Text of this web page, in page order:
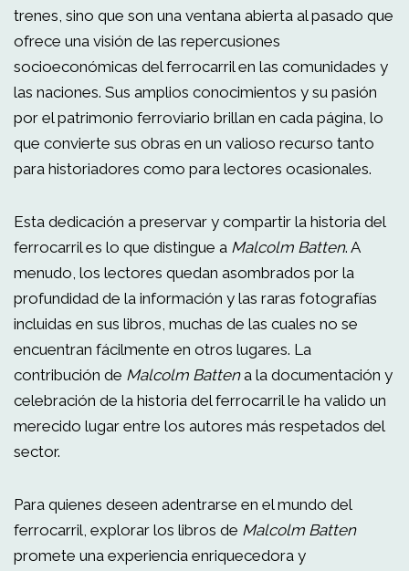
trenes, sino que son una ventana abierta al pasado que
ofrece una visión de las repercusiones
socioeconómicas del ferrocarril en las comunidades y
las naciones. Sus amplios conocimientos y su pasión
por el patrimonio ferroviario brillan en cada página, lo
que convierte sus obras en un valioso recurso tanto
para historiadores como para lectores ocasionales.
Esta dedicación a preservar y compartir la historia del
ferrocarril es lo que distingue a Malcolm Batten. A
menudo, los lectores quedan asombrados por la
profundidad de la información y las raras fotografías
incluidas en sus libros, muchas de las cuales no se
encuentran fácilmente en otros lugares. La
contribución de Malcolm Battena la documentación y
celebración de la historia del ferrocarril le ha valido un
merecido lugar entre los autores más respetados del
sector.
Para quienes deseen adentrarse en el mundo del
ferrocarril, explorar los libros de Malcolm Batten
promete una experiencia enriquecedora y